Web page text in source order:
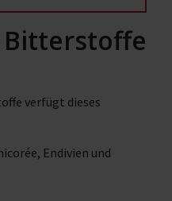
Bitterstoffe
verfügt dieses
Endivien und